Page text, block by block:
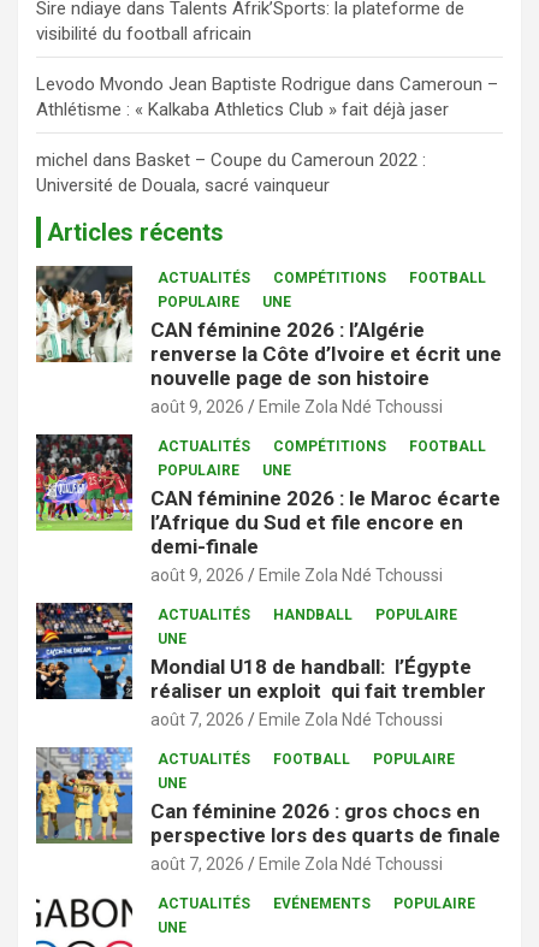
Sire ndiaye dans Talents Afrik’Sports: la plateforme de
visibilité du football africain
Levodo Mvondo Jean Baptiste Rodrigue dans Cameroun –
Athlétisme : « Kalkaba Athletics Club » fait déjà jaser
michel dans Basket – Coupe du Cameroun 2022 :
Université de Douala, sacré vainqueur
Articles récents
ACTUALITÉS COMPÉTITIONS
FOOTBALL
POPULAIRE
UNE
CAN féminine 2026 : l’Algérie
renverse la Côte d’Ivoire et écrit une
nouvelle page de son histoire
août 9, 2026 Emile Zola Ndé Tchoussi
ACTUALITÉS COMPÉTITIONS
FOOTBALL
POPULAIRE
UNE
CAN féminine 2026 : le Maroc écarte
l’Afrique du Sud et file encore en
demi-finale
août 9, 2026 Emile Zola Ndé Tchoussi
ACTUALITÉS HANDBALL
POPULAIRE
UNE
Mondial U18 de handball: l’Égypte
réaliser un exploit qui fait trembler
août 7, 2026 Emile Zola Ndé Tchoussi
ACTUALITÉS FOOTBALL
POPULAIRE
UNE
Can féminine 2026 : gros chocs en
perspective lors des quarts de finale
août 7, 2026 Emile Zola Ndé Tchoussi
ACTUALITÉS EVÉNEMENTS
POPULAIRE
UNE